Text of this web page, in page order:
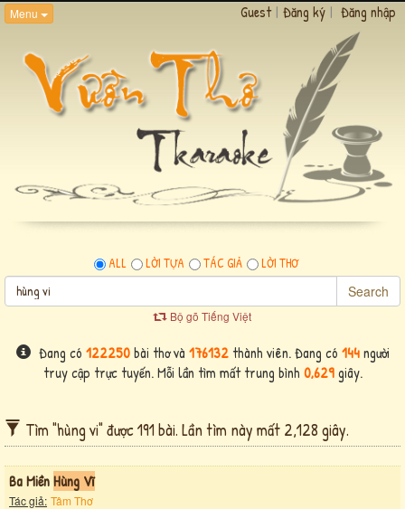
Menu Guest | Đăng ký | Đăng nhập
ALL LỜI TỰA TÁC GIẢ LỜI THƠ
Search
Bộ gõ Tiếng Việt
Đang có 122250bài thơ và 176132thành viên. Đang có 144người
truy cập trực tuyến. Mỗi lần tìm mất trung bình 0,629giây.
Tìm "hùng vi" được 191 bài. Lần tìm này mất 2,128 giây.
Ba MiềnHùng Vĩ
Tác giả: Tâm Thơ